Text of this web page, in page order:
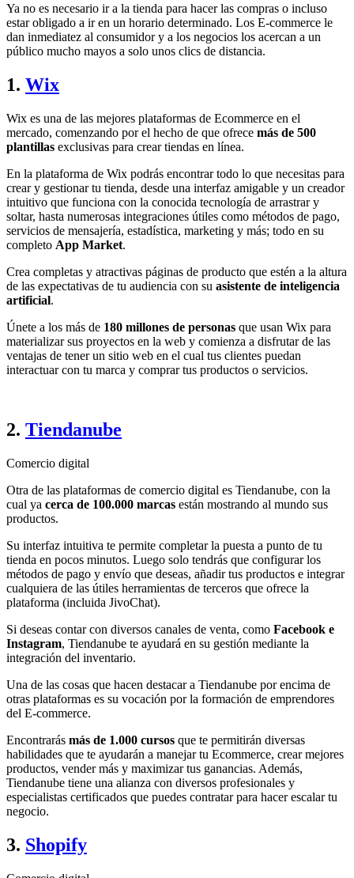
Ya no es necesario ir a la tienda para hacer las compras o incluso
estar obligado a ir en un horario determinado. Los E-commerce le
dan inmediatez al consumidor y a los negocios los acercan a un
público mucho mayos a solo unos clics de distancia.
1. Wix
Wix es una de las mejores plataformas de Ecommerce en el
mercado, comenzando por el hecho de que ofrece más de 500
plantillas exclusivas para crear tiendas en línea.
En la plataforma de Wix podrás encontrar todo lo que necesitas para
crear y gestionar tu tienda, desde una interfaz amigable y un creador
intuitivo que funciona con la conocida tecnología de arrastrar y
soltar, hasta numerosas integraciones útiles como métodos de pago,
servicios de mensajería, estadística, marketing y más; todo en su
completo App Market.
Crea completas y atractivas páginas de producto que estén a la altura
de las expectativas de tu audiencia con su asistente de inteligencia
artificial.
Únete a los más de 180 millones de personas que usan Wix para
materializar sus proyectos en la web y comienza a disfrutar de las
ventajas de tener un sitio web en el cual tus clientes puedan
interactuar con tu marca y comprar tus productos o servicios.
2. Tiendanube
Comercio digital
Otra de las plataformas de comercio digital es Tiendanube, con la
cual ya cerca de 100.000 marcas están mostrando al mundo sus
productos.
Su interfaz intuitiva te permite completar la puesta a punto de tu
tienda en pocos minutos. Luego solo tendrás que configurar los
métodos de pago y envío que deseas, añadir tus productos e integrar
cualquiera de las útiles herramientas de terceros que ofrece la
plataforma (incluida JivoChat).
Si deseas contar con diversos canales de venta, como Facebook e
Instagram, Tiendanube te ayudará en su gestión mediante la
integración del inventario.
Una de las cosas que hacen destacar a Tiendanube por encima de
otras plataformas es su vocación por la formación de emprendores
del E-commerce.
Encontrarás más de 1.000 cursos que te permitirán diversas
habilidades que te ayudarán a manejar tu Ecommerce, crear mejores
productos, vender más y maximizar tus ganancias. Además,
Tiendanube tiene una alianza con diversos profesionales y
especialistas certificados que puedes contratar para hacer escalar tu
negocio.
3. Shopify